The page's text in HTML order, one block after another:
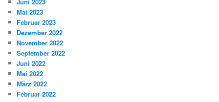
Mai 2023
Februar 2023
Dezember 2022
November 2022
September 2022
Juni 2022
Mai 2022
März 2022
Februar 2022